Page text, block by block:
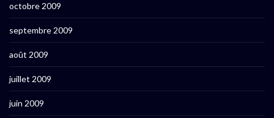
octobre 2009
septembre 2009
août 2009
juillet 2009
juin 2009